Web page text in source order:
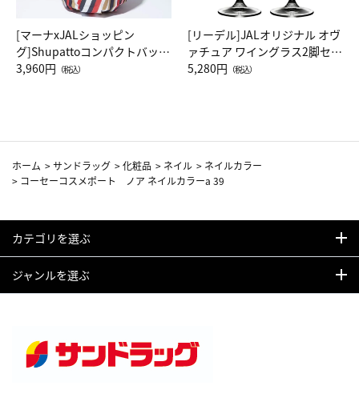
[マーナxJALショッピン
グ]Shupattoコンパクトバッグ
Drop JAL客室乗務員（LC）ス
3,960円 （税込）
[リーデル]JALオリジナル オヴ
ァチュア ワイングラス2脚セッ
ト（レッドワイン）
5,280円 （税込）
ホーム >サンドラッグ >化粧品 > ネイル > ネイルカラー
> コーセーコスメポート ノア ネイルカラーa 39
カテゴリを選ぶ
ジャンルを選ぶ